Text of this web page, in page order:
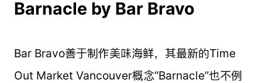
Barnacle by Bar Bravo
Bar Bravo善于制作美味海鲜，其最新的Time
Out Market Vancouver概念“Barnacle”也不例